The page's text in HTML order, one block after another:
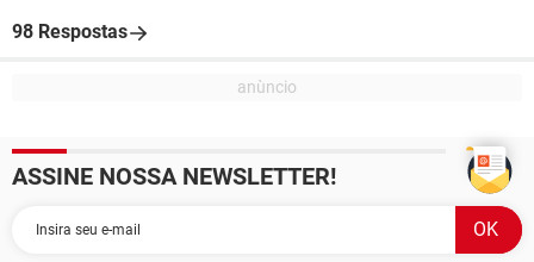
98 Respostas
ASSINE NOSSA NEWSLETTER!